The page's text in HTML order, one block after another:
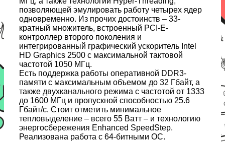
позволяющей эмулировать работу четырех ядер
одновременно. Из прочих достоинств – 33-
кратный множитель, встроенный PCI-E-
контроллер второго поколения и
интегрированный графический ускоритель Intel
HD Graphics 2500 с максимальной тактовой
частотой 1050 МГц.
Есть поддержка работы оперативной DDR3-
памяти с максимальным объемом до 32 Гбайт, а
также двухканального режима с частотой от 1333
до 1600 МГц и пропускной способностью 25.6
Гбайт/с. Стоит отметить минимальное
тепловыделение – всего 55 Ватт – и технологию
энергосбережения Enhanced SpeedStep.
Реализована работа с 64-битными ОС.